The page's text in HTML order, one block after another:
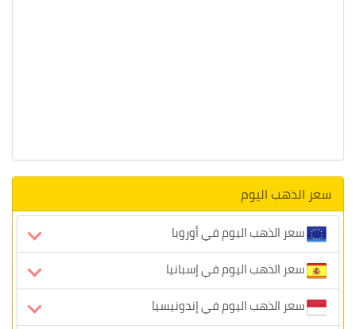
سعر الذهب اليوم
سعر الذهب اليوم في أوروبا
سعر الذهب اليوم في إسبانيا
سعر الذهب اليوم في إندونيسيا